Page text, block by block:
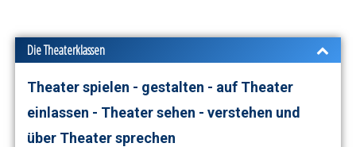
Die Theaterklassen
Theater spielen - gestalten - auf Theater
einlassen - Theater sehen - verstehen und
über Theater sprechen